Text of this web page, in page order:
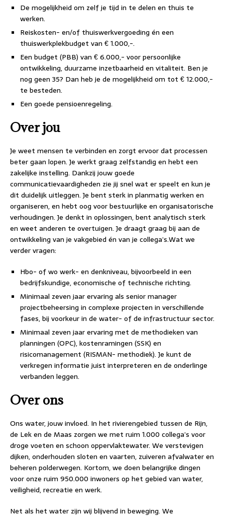
De mogelijkheid om zelf je tijd in te delen en thuis te
werken.
Reiskosten- en/of thuiswerkvergoeding én een
thuiswerkplekbudget van € 1.000,-.
Een budget (PBB) van € 6.000,- voor persoonlijke
ontwikkeling, duurzame inzetbaarheid en vitaliteit. Ben je
nog geen 35? Dan heb je de mogelijkheid om tot € 12.000,-
te besteden.
Een goede pensioenregeling.
Over jou
Je weet mensen te verbinden en zorgt ervoor dat processen
beter gaan lopen. Je werkt graag zelfstandig en hebt een
zakelijke instelling. Dankzij jouw goede
communicatievaardigheden zie jij snel wat er speelt en kun je
dit duidelijk uitleggen. Je bent sterk in planmatig werken en
organiseren, en hebt oog voor bestuurlijke en organisatorische
verhoudingen. Je denkt in oplossingen, bent analytisch sterk
en weet anderen te overtuigen. Je draagt graag bij aan de
ontwikkeling van je vakgebied én van je collega’s.Wat we
verder vragen:
Hbo- of wo werk- en denkniveau, bijvoorbeeld in een
bedrijfskundige, economische of technische richting.
Minimaal zeven jaar ervaring als senior manager
projectbeheersing in complexe projecten in verschillende
fases, bij voorkeur in de water- of de infrastructuur sector.
Minimaal zeven jaar ervaring met de methodieken van
planningen (OPC), kostenramingen (SSK) en
risicomanagement (RISMAN- methodiek). Je kunt de
verkregen informatie juist interpreteren en de onderlinge
verbanden leggen.
Over ons
Ons water, jouw invloed. In het rivierengebied tussen de Rijn,
de Lek en de Maas zorgen we met ruim 1.000 collega’s voor
droge voeten en schoon oppervlaktewater. We verstevigen
dijken, onderhouden sloten en vaarten, zuiveren afvalwater en
beheren polderwegen. Kortom, we doen belangrijke dingen
voor onze ruim 950.000 inwoners op het gebied van water,
veiligheid, recreatie en werk.
Net als het water zijn wij blijvend in beweging. We